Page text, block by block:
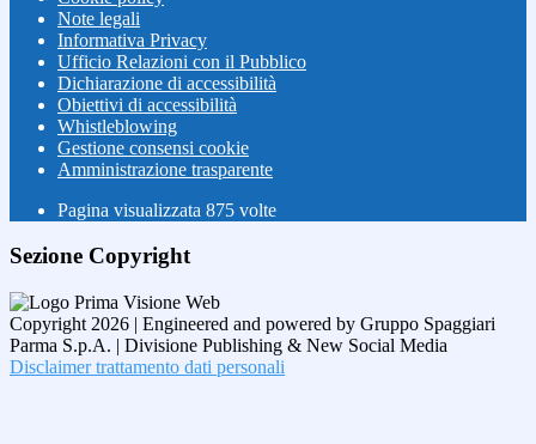
Note legali
Informativa Privacy
Ufficio Relazioni con il Pubblico
Dichiarazione di accessibilità
Obiettivi di accessibilità
Whistleblowing
Gestione consensi cookie
Amministrazione trasparente
Pagina visualizzata 875 volte
Sezione Copyright
Copyright 2026 | Engineered and powered by Gruppo Spaggiari
Parma S.p.A. | Divisione Publishing & New Social Media
Disclaimer trattamento dati personali